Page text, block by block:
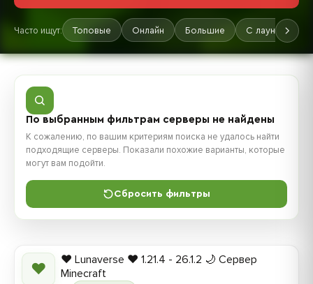
Часто ищут: Топовые Онлайн Большие С лаунчером
По выбранным фильтрам серверы не найдены
К сожалению, по вашим критериям поиска не удалось найти
подходящие серверы. Показали похожие варианты, которые
могут вам подойти.
Сбросить фильтры
❤
❤️ Lunaverse ❤️ 1.21.4 - 26.1.2 🌙 Сервер
Minecraft